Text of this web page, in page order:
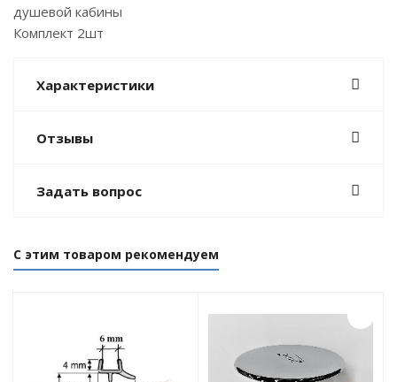
душевой кабины
Комплект 2шт
Характеристики
Отзывы
Задать вопрос
С этим товаром рекомендуем